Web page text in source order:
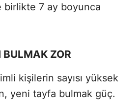
birlikte 7 ay boyunca
BULMAK ZOR
kişilerin sayısı yüksek
yeni tayfa bulmak güç.